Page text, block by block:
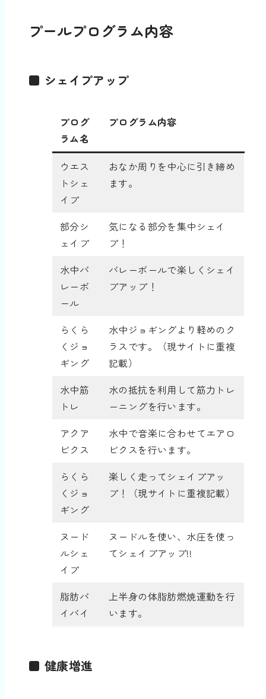
プールプログラム内容
■ シェイプアップ
プログ
ラム名
プログラム内容
ウエス
トシェ
イプ
おなか周りを中心に引き締め
ます。
部分シ
ェイプ
気になる部分を集中シェイ
プ！
水中バ
レーボ
ール
バレーボールで楽しくシェイ
プアップ！
らくら
くジョ
ギング
水中ジョギングより軽めのク
ラスです。（現サイトに重複
記載）
水中筋
トレ
水の抵抗を利用して筋力トレ
ーニングを行います。
アクア
ビクス
水中で音楽に合わせてエアロ
ビクスを行います。
らくら
くジョ
ギング
楽しく走ってシェイプアッ
プ！（現サイトに重複記載）
ヌード
ルシェ
イプ
ヌードルを使い、水圧を使っ
てシェイプアップ!!
脂肪バ
イバイ
上半身の体脂肪燃焼運動を行
います。
■ 健康増進